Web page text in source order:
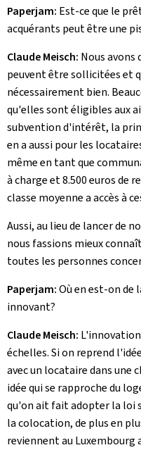
Paperjam: Est-ce que le
acquérants peut être une
Claude Meisch: Nous avons
peuvent être sollicitées et
nécessairement bien.
qu'elles sont éligibles aux
subvention d'intérêt, la
en a aussi pour les
même en tant que
à charge et 8.500 euros de
classe moyenne a accès à
Aussi, au lieu de lancer de
nous fassions mieux
toutes les personnes
Paperjam:Où en est-on de
innovant?
Claude Meisch:
échelles. Si on reprend
avec un locataire dans une
idée qui se rapproche du
qu'on ait fait adopter la loi
la colocation, de plus en
reviennent au